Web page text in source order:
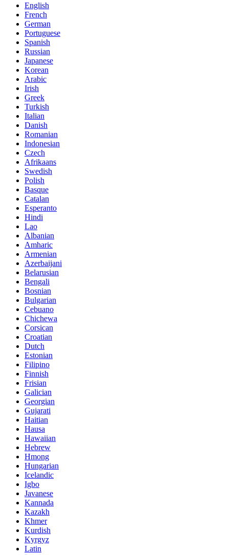
English
French
German
Portuguese
Spanish
Russian
Japanese
Korean
Arabic
Irish
Greek
Turkish
Italian
Danish
Romanian
Indonesian
Czech
Afrikaans
Swedish
Polish
Basque
Catalan
Esperanto
Hindi
Lao
Albanian
Amharic
Armenian
Azerbaijani
Belarusian
Bengali
Bosnian
Bulgarian
Cebuano
Chichewa
Corsican
Croatian
Dutch
Estonian
Filipino
Finnish
Frisian
Galician
Georgian
Gujarati
Haitian
Hausa
Hawaiian
Hebrew
Hmong
Hungarian
Icelandic
Igbo
Javanese
Kannada
Kazakh
Khmer
Kurdish
Kyrgyz
Latin